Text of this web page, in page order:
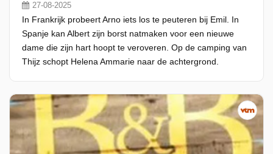
27-08-2025
In Frankrijk probeert Arno iets los te peuteren bij Emil. In
Spanje kan Albert zijn borst natmaken voor een nieuwe
dame die zijn hart hoopt te veroveren. Op de camping van
Thijz schopt Helena Ammarie naar de achtergrond.